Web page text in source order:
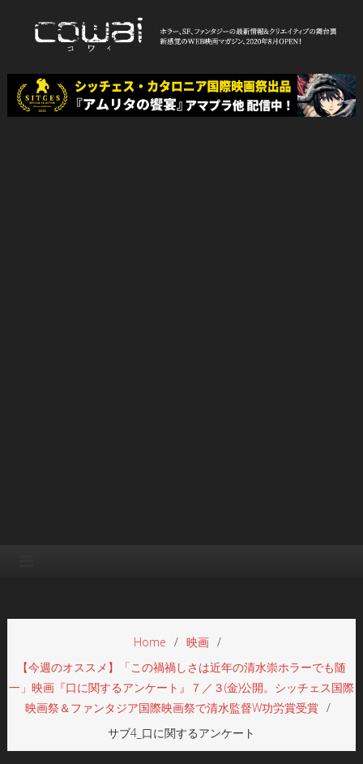
WEB映画マガジン「cowai コ
ワイ」
Home
映画
【今週のオススメ】「この禍禍しさは近年の清水崇ホラーでも随
一」映画『口に関するアンケート』７／３(金)公開。シッチェス国際
映画祭＆ファンタジア国際映画祭で清水監督W功労賞受賞
サブ4_口に関するアンケート